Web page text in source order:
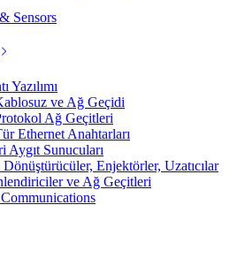
Sensors
Yazılımı
ve Ağ Geçidi
Ağ Geçitleri
Ethernet Anahtarları
Aygıt Sunucuları
Enjektörler, Uzatıcılar
ve Ağ Geçitleri